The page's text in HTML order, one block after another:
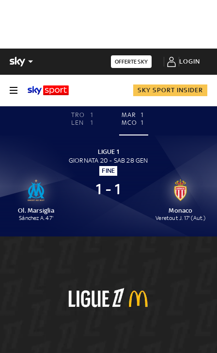
OFFERTE SKY LOGIN
SKY SPORT INSIDER
TRO
1
LEN
1
MAR
1
MCO 1
LIGUE 1
GIORNATA 20 - SAB 28 GEN
FINE
Ol. Marsiglia
Sánchez A. 47'
1 - 1
Monaco
Veretout J. 17' (Aut.)